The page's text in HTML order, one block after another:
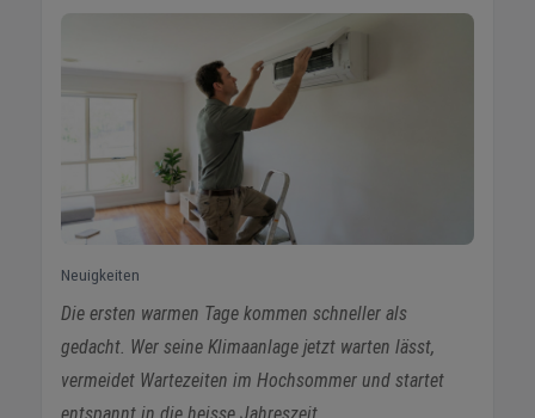
Neuigkeiten
Die ersten warmen Tage kommen schneller als
gedacht. Wer seine Klimaanlage jetzt warten lässt,
vermeidet Wartezeiten im Hochsommer und startet